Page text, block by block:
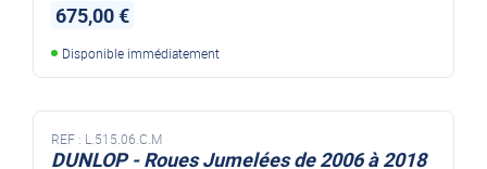
675,00 €
Disponible immédiatement
REF : L.515.06.C.M
DUNLOP - Roues Jumelées de 2006 à 2018